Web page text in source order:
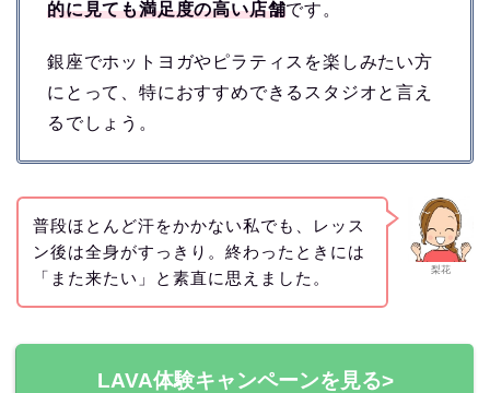
的に見ても満足度の高い店舗です。
銀座でホットヨガやピラティスを楽しみたい方
にとって、特におすすめできるスタジオと言え
るでしょう。
梨花
普段ほとんど汗をかかない私でも、レッス
ン後は全身がすっきり。終わったときには
「また来たい」と素直に思えました。
LAVA体験キャンペーンを見る>